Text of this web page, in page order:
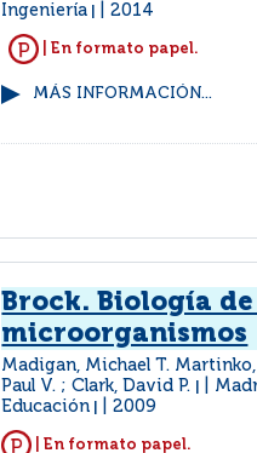
Ingeniería
2014
| En formato papel.
MÁS INFORMACIÓN...
Brock. Biología de
microorganismos
Madigan, Michael T.
Paul V. ; Clark, David P.
Educación
2009
| En formato papel.